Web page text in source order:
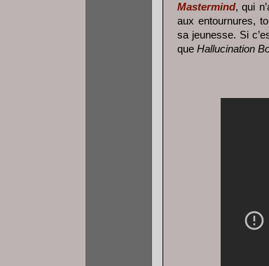
Mastermind, qui
aux entournures,
sa jeunesse. Si
que Hallucination